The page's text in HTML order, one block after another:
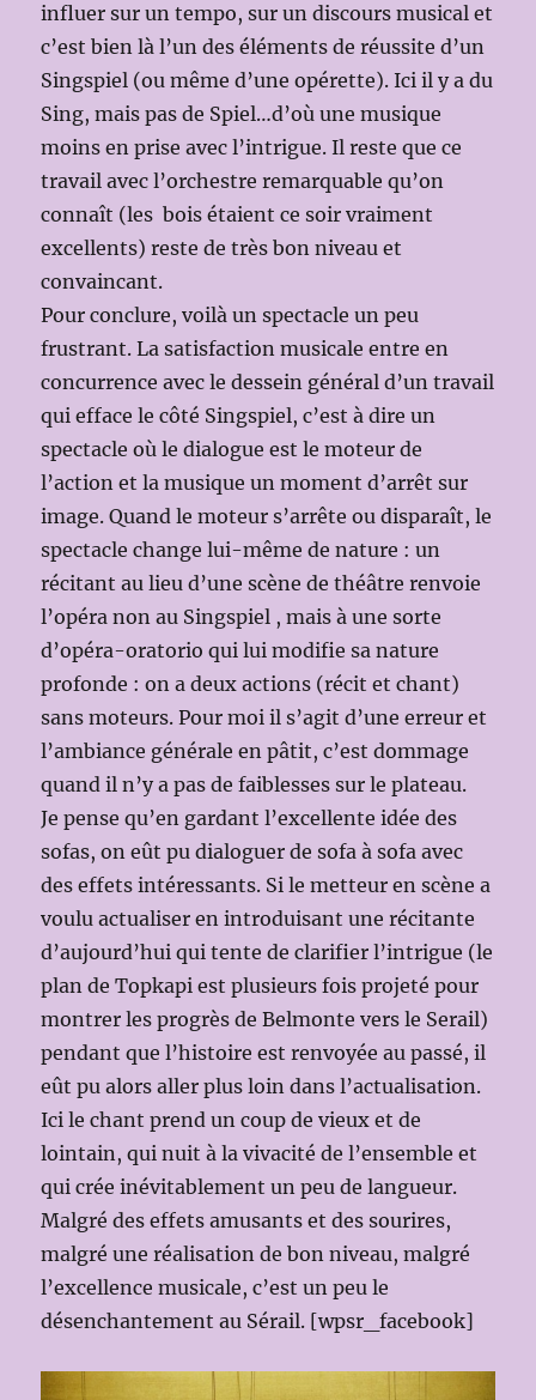
influer sur un tempo, sur un discours musical et
c’est bien là l’un des éléments de réussite d’un
Singspiel (ou même d’une opérette). Ici il y a du
Sing, mais pas de Spiel…d’où une musique
moins en prise avec l’intrigue. Il reste que ce
travail avec l’orchestre remarquable qu’on
connaît (les bois étaient ce soir vraiment
excellents) reste de très bon niveau et
convaincant.
Pour conclure, voilà un spectacle un peu
frustrant. La satisfaction musicale entre en
concurrence avec le dessein général d’un travail
qui efface le côté Singspiel, c’est à dire un
spectacle où le dialogue est le moteur de
l’action et la musique un moment d’arrêt sur
image. Quand le moteur s’arrête ou disparaît, le
spectacle change lui-même de nature : un
récitant au lieu d’une scène de théâtre renvoie
l’opéra non au Singspiel , mais à une sorte
d’opéra-oratorio qui lui modifie sa nature
profonde : on a deux actions (récit et chant)
sans moteurs. Pour moi il s’agit d’une erreur et
l’ambiance générale en pâtit, c’est dommage
quand il n’y a pas de faiblesses sur le plateau.
Je pense qu’en gardant l’excellente idée des
sofas, on eût pu dialoguer de sofa à sofa avec
des effets intéressants. Si le metteur en scène a
voulu actualiser en introduisant une récitante
d’aujourd’hui qui tente de clarifier l’intrigue (le
plan de Topkapi est plusieurs fois projeté pour
montrer les progrès de Belmonte vers le Serail)
pendant que l’histoire est renvoyée au passé, il
eût pu alors aller plus loin dans l’actualisation.
Ici le chant prend un coup de vieux et de
lointain, qui nuit à la vivacité de l’ensemble et
qui crée inévitablement un peu de langueur.
Malgré des effets amusants et des sourires,
malgré une réalisation de bon niveau, malgré
l’excellence musicale, c’est un peu le
désenchantement au Sérail. [wpsr_facebook]